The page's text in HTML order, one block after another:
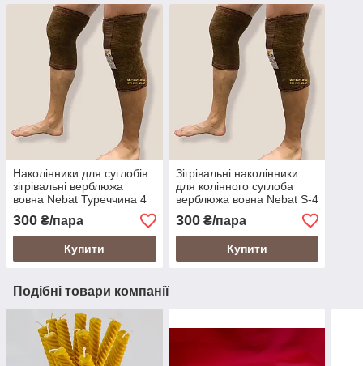
Наколінники для суглобів
зігрівальні верблюжа
вовна Nebat Туреччина 4
300 ₴/пара
Купити
Зігрівальні наколінники
для колінного суглоба
верблюжа вовна Nebat S-4
300₴/пара
Купити
Подібні товари компанії